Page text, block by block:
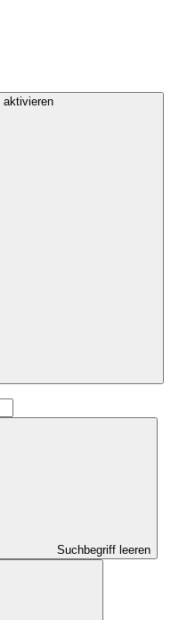
aktivieren
Suchbegriff leeren